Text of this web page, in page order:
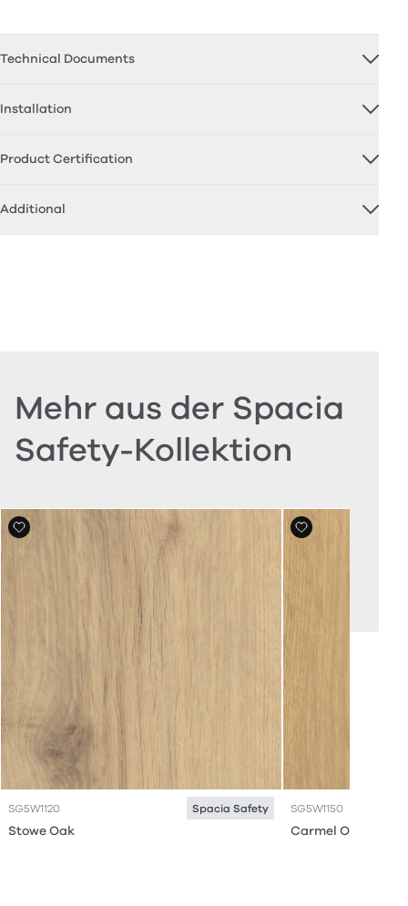
Technical Documents
Installation
Product Certification
Additional
Mehr aus der Spacia
Safety-Kollektion
SG5W1120 Spacia Safety
Stowe Oak
SG5W1150
Carmel Oak